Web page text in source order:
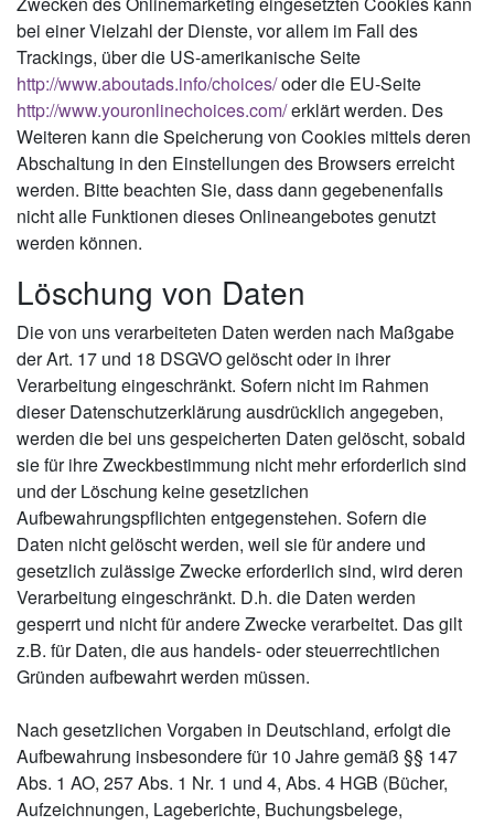
bei einer Vielzahl der Dienste, vor allem im Fall des
Trackings, über die US-amerikanische Seite
http://www.aboutads.info/choices/oder die EU-Seite
http://www.youronlinechoices.com/erklärt werden. Des
Weiteren kann die Speicherung von Cookies mittels deren
Abschaltung in den Einstellungen des Browsers erreicht
werden. Bitte beachten Sie, dass dann gegebenenfalls
nicht alle Funktionen dieses Onlineangebotes genutzt
werden können.
Löschung von Daten
Die von uns verarbeiteten Daten werden nach Maßgabe
der Art. 17 und 18 DSGVO gelöscht oder in ihrer
Verarbeitung eingeschränkt. Sofern nicht im Rahmen
dieser Datenschutzerklärung ausdrücklich angegeben,
werden die bei uns gespeicherten Daten gelöscht, sobald
sie für ihre Zweckbestimmung nicht mehr erforderlich sind
und der Löschung keine gesetzlichen
Aufbewahrungspflichten entgegenstehen. Sofern die
Daten nicht gelöscht werden, weil sie für andere und
gesetzlich zulässige Zwecke erforderlich sind, wird deren
Verarbeitung eingeschränkt. D.h. die Daten werden
gesperrt und nicht für andere Zwecke verarbeitet. Das gilt
z.B. für Daten, die aus handels- oder steuerrechtlichen
Gründen aufbewahrt werden müssen.
Nach gesetzlichen Vorgaben in Deutschland, erfolgt die
Aufbewahrung insbesondere für 10 Jahre gemäß §§ 147
Abs. 1 AO, 257 Abs. 1 Nr. 1 und 4, Abs. 4 HGB (Bücher,
Aufzeichnungen, Lageberichte, Buchungsbelege,